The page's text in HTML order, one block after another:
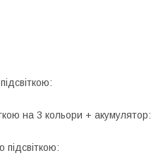
на 3 кольори + акумулятор: